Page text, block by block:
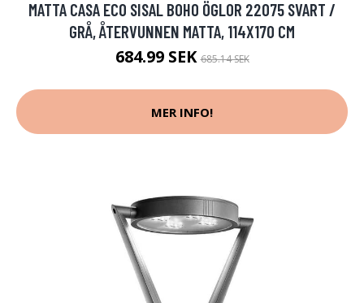
MATTA CASA ECO SISAL BOHO ÖGLOR 22075 SVART /
GRÅ, ÅTERVUNNEN MATTA, 114X170 CM
684.99 SEK685.14 SEK
MER INFO!